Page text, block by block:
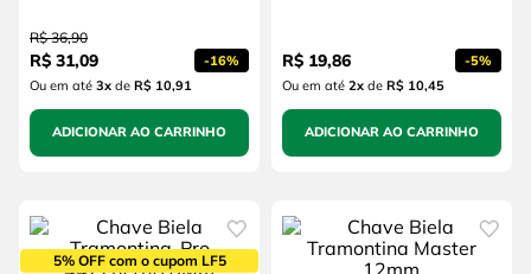
R$ 36,90
R$ 31,09 -16%
Ou em até 3xde R$ 10,91
ADICIONAR AO CARRINHO
R$ 19,86 -5%
Ou em até 2xde R$ 10,45
ADICIONAR AO CARRINHO
5% OFF com o cupom LF5